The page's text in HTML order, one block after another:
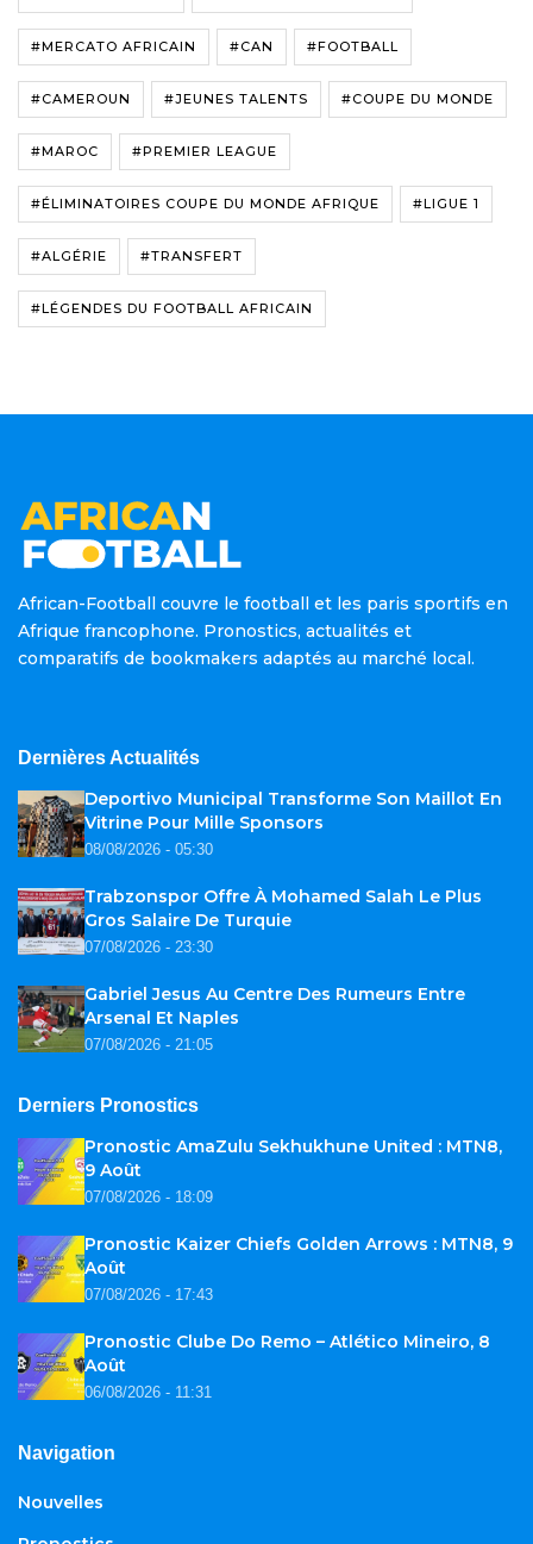
#MERCATO AFRICAIN #CAN #FOOTBALL
#CAMEROUN #JEUNES TALENTS #COUPE DU MONDE
#MAROC #PREMIER LEAGUE
#ÉLIMINATOIRES COUPE DU MONDE AFRIQUE #LIGUE 1
#ALGÉRIE #TRANSFERT
#LÉGENDES DU FOOTBALL AFRICAIN
African-Football couvre le football et les paris sportifs en
Afrique francophone. Pronostics, actualités et
comparatifs de bookmakers adaptés au marché local.
Dernières Actualités
Deportivo Municipal Transforme Son Maillot En
Vitrine Pour Mille Sponsors
08/08/2026 - 05:30
Trabzonspor Offre À Mohamed Salah Le Plus
Gros Salaire De Turquie
07/08/2026 - 23:30
Gabriel Jesus Au Centre Des Rumeurs Entre
Arsenal Et Naples
07/08/2026 - 21:05
Derniers Pronostics
Pronostic AmaZulu Sekhukhune United : MTN8,
9 Août
07/08/2026 - 18:09
Pronostic Kaizer Chiefs Golden Arrows : MTN8, 9
Août
07/08/2026 - 17:43
Pronostic Clube Do Remo – Atlético Mineiro, 8
Août
06/08/2026 - 11:31
Navigation
Nouvelles